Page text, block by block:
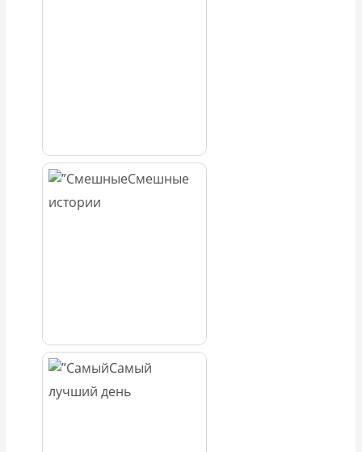
Смешные
истории
Самый
лучший день